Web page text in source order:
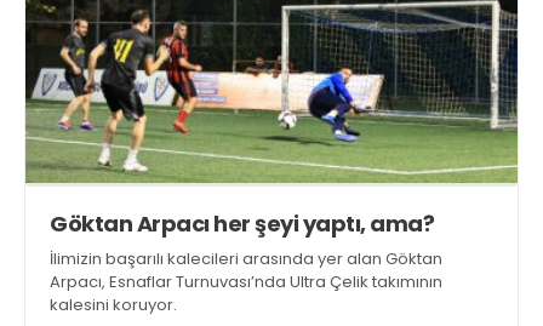
Göktan Arpacı her şeyi yaptı, ama?
İlimizin başarılı kalecileri arasında yer alan Göktan
Arpacı, Esnaflar Turnuvası’nda Ultra Çelik takımının
kalesini koruyor.